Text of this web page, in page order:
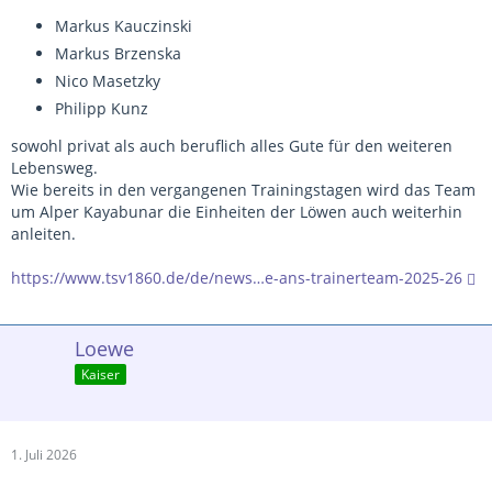
Markus Kauczinski
Markus Brzenska
Nico Masetzky
Philipp Kunz
sowohl privat als auch beruflich alles Gute für den weiteren
Lebensweg.
Wie bereits in den vergangenen Trainingstagen wird das Team
um Alper Kayabunar die Einheiten der Löwen auch weiterhin
anleiten.
https://www.tsv1860.de/de/news…e-ans-trainerteam-2025-26
Loewe
Kaiser
1. Juli 2026